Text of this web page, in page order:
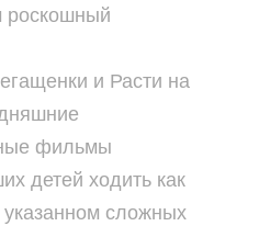
роскошный
и Расти на
фильмы
детей ходить как
сложных